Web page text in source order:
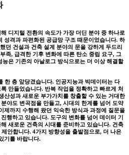
디지털 전환의 속도가 가장 더딘 분야 중 하나로
성격과 파편화된 공급망 구조 때문이었습니다. 하
던 건설과 건축 설계 분야의 문을 강하게 두드리
족, 급격한 기후 변화에 따른 탄소 중립 요구, 그
은 기존의 아날로그 방식으로는 더 이상 해결할
한 층 앞당겼습니다. 인공지능과 빅데이터는 다
만들었습니다. 반복 작업을 정확하고 빠르게 처
산성과 새로운 부가가치를 창출할 수 있는 거대한
야도 변곡점을 만들고, 시대의 한계를 넘어 도약
제까지 수행해 왔던 익숙한 방식과 과정에 질문을
행하고 있습니다. 도구의 변화를 넘어 데이터 기
새로운 건축의 시대를 준비하고 있습니다. 건축
안합니다. 4가지 방향성을 출발점으로, 더 나은
기를 바랍니다.